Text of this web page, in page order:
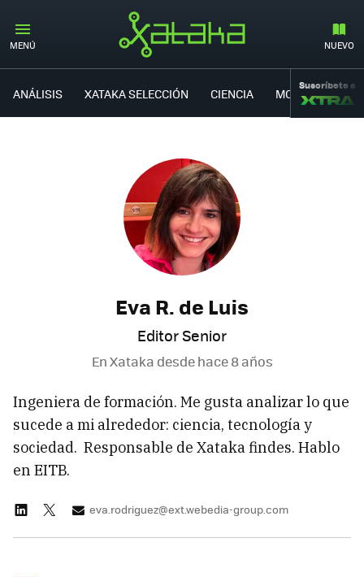
MENÚ NUEVO
ANÁLISIS XATAKA SELECCIÓN CIENCIA MOVILIDAD
Suscríbete a
Eva R. de Luis
Editor Senior
En Xataka desdehace 8 años
Ingeniera de formación. Me gusta analizar lo que
sucede a mi alrededor: ciencia, tecnología y
sociedad. Responsable de Xataka findes. Hablo
en EITB.
eva.rodriguez@ext.webedia-group.com